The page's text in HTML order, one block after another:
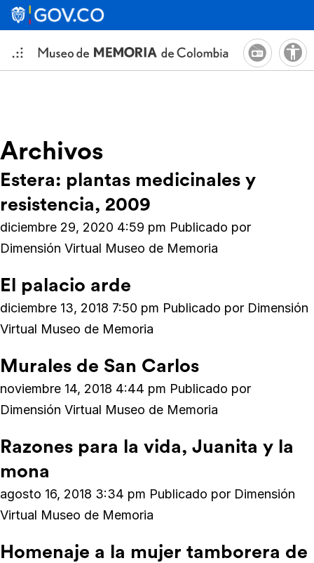
Archivos
Estera: plantas medicinales y
resistencia, 2009
diciembre 29, 2020 4:59 pm Publicado por
Dimensión Virtual Museo de Memoria
El palacio arde
diciembre 13, 2018 7:50 pm Publicado por Dimensión
Virtual Museo de Memoria
Murales de San Carlos
noviembre 14, 2018 4:44 pm Publicado por
Dimensión Virtual Museo de Memoria
Razones para la vida, Juanita y la
mona
agosto 16, 2018 3:34 pm Publicado por Dimensión
Virtual Museo de Memoria
Homenaje a la mujer tamborera de